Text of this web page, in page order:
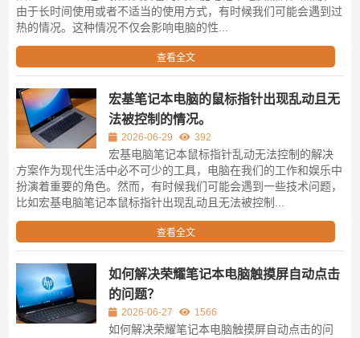
由于长时间使用或者不适当的使用方式，有时候我们可能会遇到过
热的情况。这种情况不仅会影响电脑的性...
查看全文
宏基笔记本电脑的鼠标指针出现乱动且无
法被控制的情况。
2026-06-29 392
宏基电脑笔记本鼠标指针乱动无法控制的解决
方案作为现代生活中必不可少的工具，电脑在我们的工作和娱乐中
扮演着重要的角色。然而，有时候我们可能会遇到一些技术问题，
比如宏基电脑笔记本鼠标指针出现乱动且无法被控制...
查看全文
如何解决荣耀笔记本电脑触摸屏自动点击
的问题？
2026-06-27 1566
如何解决荣耀笔记本电脑触摸屏自动点击的问